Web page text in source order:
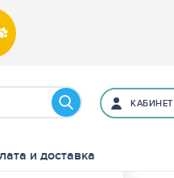
КАБИНЕТ
и доставка